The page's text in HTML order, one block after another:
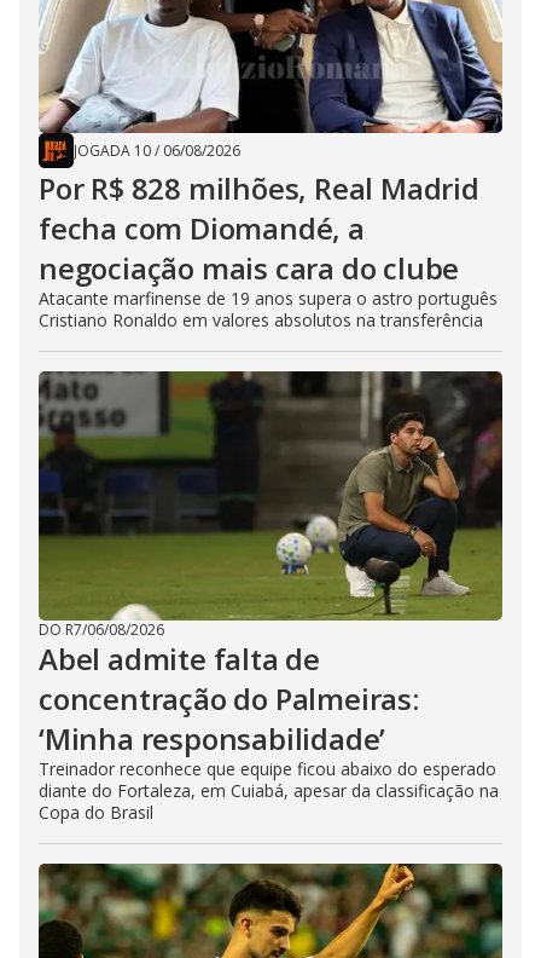
JOGADA 10/ 06/08/2026
Por R$ 828 milhões, Real Madrid
fecha com Diomandé, a
negociação mais cara do clube
Atacante marfinense de 19 anos supera o astro português
Cristiano Ronaldo em valores absolutos na transferência
DO R7/06/08/2026
Abel admite falta de
concentração do Palmeiras:
‘Minha responsabilidade’
Treinador reconhece que equipe ficou abaixo do esperado
diante do Fortaleza, em Cuiabá, apesar da classificação na
Copa do Brasil